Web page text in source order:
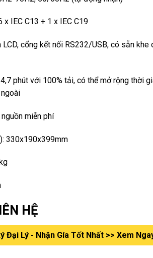
x IEC C13 + 1 x IEC C19
LCD, cổng kết nối RS232/USB, có sẵn khe
phút với 100% tải, có thể mở rộng thời
miễn phí
330x190x399mm
HỆ
Đại Lý - Nhận Gía Tốt Nhất >> Xem